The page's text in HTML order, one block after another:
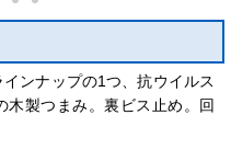
ンナップの1つ、抗ウイルス
木製つまみ。裏ビス止め。回